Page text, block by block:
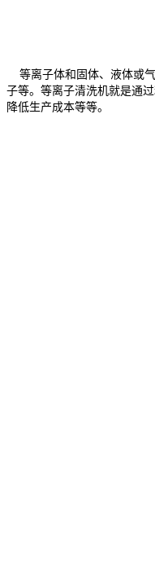
等离子体和固体、液体或
子等。等离子清洗机就是通
降低生产成本等等。